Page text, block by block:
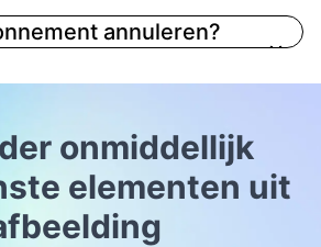
annuleren?
onmiddellijk
elementen uit